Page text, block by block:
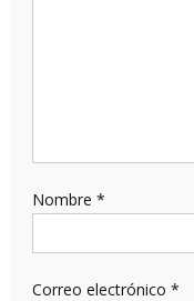
Nombre *
Correo electrónico *